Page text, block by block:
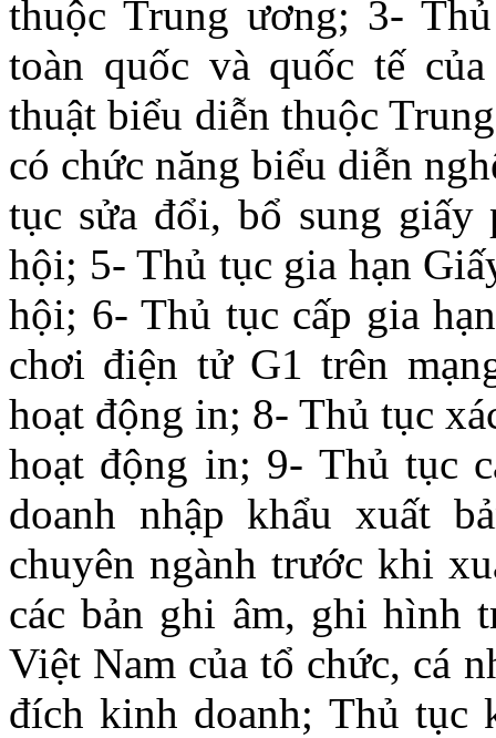
thuộc Trung ương; 3-
toàn quốc và quốc tế
thuật biểu diễn thuộc
có chức năng biểu diễn
tục sửa đổi, bổ sung giấy
hội; 5- Thủ tục gia hạn
hội; 6- Thủ tục cấp gia
chơi điện tử G1 trên
hoạt động in; 8- Thủ tục
hoạt động in; 9- Thủ tục
doanh nhập khẩu xuất
chuyên ngành trước khi
các bản ghi âm, ghi hình
Việt Nam của tổ chức, cá
đích kinh doanh; Thủ tục